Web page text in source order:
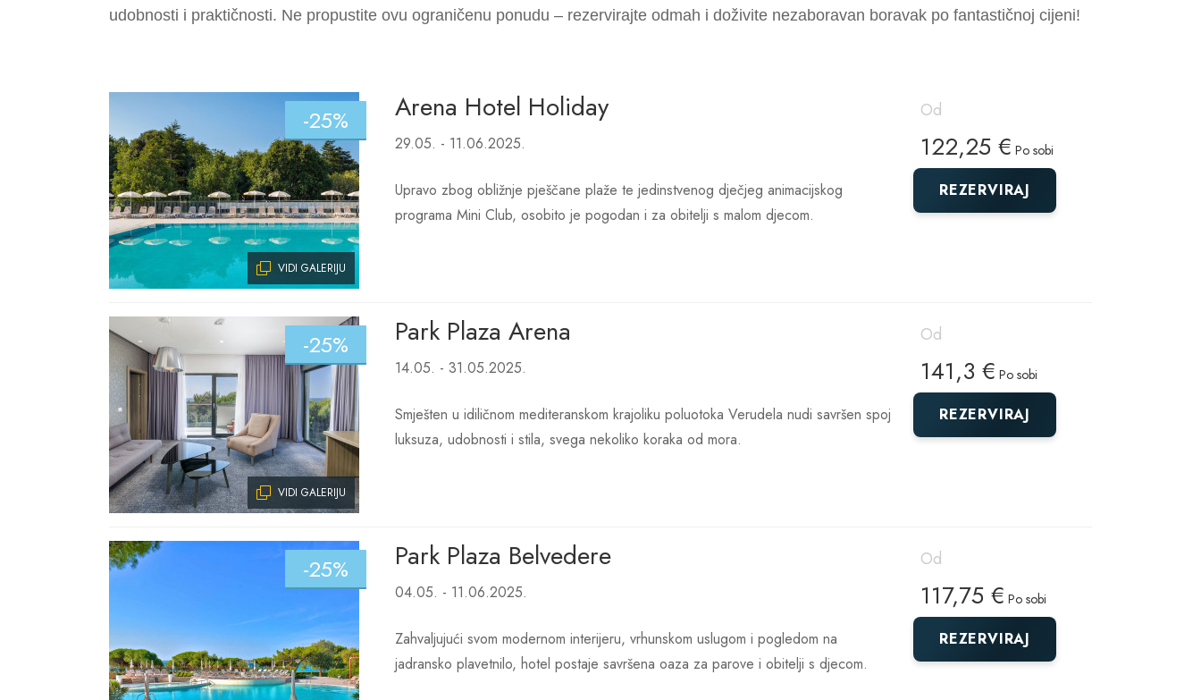
udobnosti i praktičnosti. Ne propustite ovu ograničenu ponudu – rezervirajte odmah i doživite nezaboravan boravak po fantastičnoj cijeni!
-25%
VIDI GALERIJU
Od
122,25 € Po sobi
REZERVIRAJ
Arena Hotel Holiday
29.05. - 11.06.2025.
Upravo zbog obližnje pješčane plaže te jedinstvenog dječjeg animacijskog
programa Mini Club, osobito je pogodan i za obitelji s malom djecom.
-25%
VIDI GALERIJU
Od
141,3 € Po sobi
REZERVIRAJ
Park Plaza Arena
14.05. - 31.05.2025.
Smješten u idiličnom mediteranskom krajoliku poluotoka Verudela nudi savršen spoj
luksuza, udobnosti i stila, svega nekoliko koraka od mora.
-25% Od
117,75 € Po sobi
REZERVIRAJ
Park Plaza Belvedere
04.05. - 11.06.2025.
Zahvaljujući svom modernom interijeru, vrhunskom uslugom i pogledom na
jadransko plavetnilo, hotel postaje savršena oaza za parove i obitelji s djecom.